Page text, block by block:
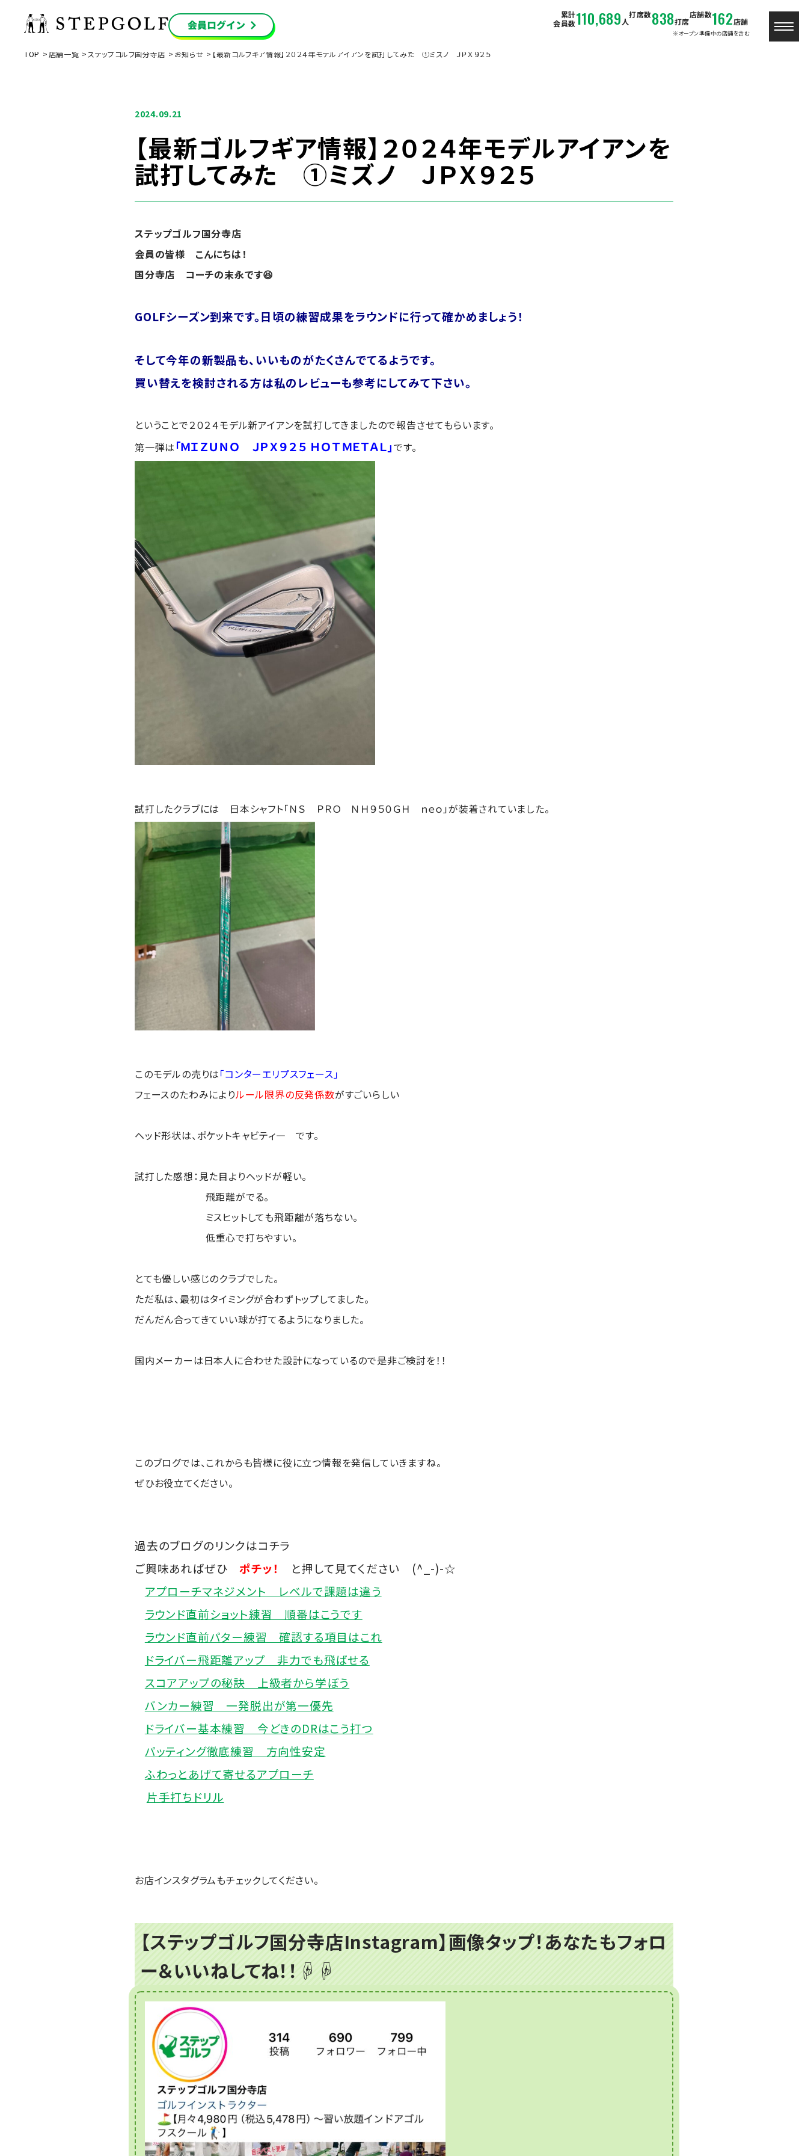
累計
会員数110,689 人
打席数838打席
店舗数162店舗
※オープン準備中の店舗を含む
TOP 店舗一覧 ステップゴルフ国分寺店 お知らせ 【最新ゴルフギア情報】２０２４年モデルアイアンを試打してみた ①ミズノ ＪＰＸ９２５
2024.09.21
【最新ゴルフギア情報】２０２４年モデルアイアンを
試打してみた ①ミズノ ＪＰＸ９２５
ステップゴルフ国分寺店
会員の皆様 こんにちは！
国分寺店 コーチの末永です😆
GOLFシーズン到来です。日頃の練習成果をラウンドに行って確かめましょう！
そして今年の新製品も、いいものがたくさんでてるようです。
買い替えを検討される方は私のレビューも参考にしてみて下さい。
ということで２０２４モデル新アイアンを試打してきましたので報告させてもらいます。
第一弾は 「ＭＩＺＵＮＯ ＪＰＸ９２５ ＨＯＴ ＭＥＴＡＬ」です。
試打したクラブには 日本シャフト「ＮＳ ＰＲＯ ＮＨ９５０ＧＨ ｎｅｏ」が装着されていました。
このモデルの売りは「コンターエリプスフェース」
フェースのたわみによりルール限界の反発係数がすごいらしい
ヘッド形状は、ポケットキャビティ― です。
試打した感想：見た目よりヘッドが軽い。
飛距離がでる。
ミスヒットしても飛距離が落ちない。
低重心で打ちやすい。
とても優しい感じのクラブでした。
ただ私は、最初はタイミングが合わずトップしてました。
だんだん合ってきていい球が打てるようになりました。
国内メーカーは日本人に合わせた設計になっているので是非ご検討を！！
このブログでは、これからも皆様に役に立つ情報を発信していきますね。
ぜひお役立てください。
過去のブログのリンクはコチラ
ご興味あればぜひポチッ！
と押して見てください (^_-)-☆
アプローチマネジメント レベルで課題は違う
ラウンド直前ショット練習 順番はこうです
ラウンド直前パター練習 確認する項目はこれ
ドライバー飛距離アップ 非力でも飛ばせる
スコアアップの秘訣 上級者から学ぼう
バンカー練習 一発脱出が第一優先
ドライバー基本練習 今どきのDRはこう打つ
パッティング徹底練習 方向性安定
ふわっとあげて寄せるアプローチ
片手打ちドリル
お店インスタグラムもチェックしてください。
【ステップゴルフ国分寺店Instagram】画像タップ！あなたもフォロ
ー＆いいねしてね！！☟☟